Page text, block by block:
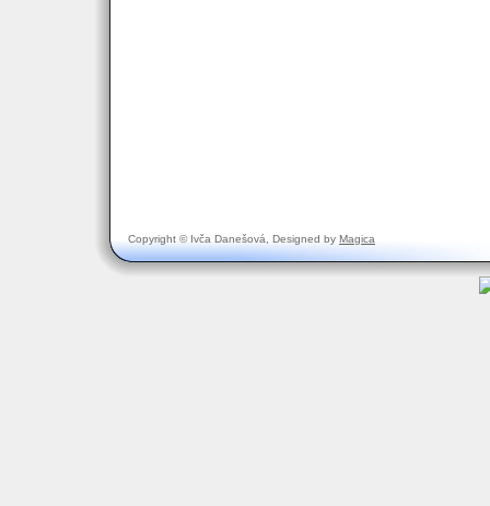
Copyright © Ivča Danešová, Designed by Magica